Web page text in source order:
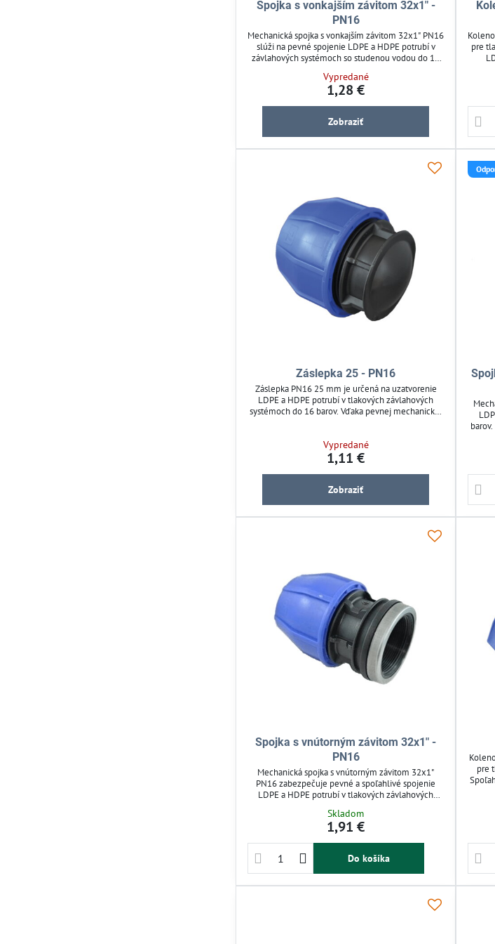
Spojka s vonkajším závitom 32x1" -
PN16
Mechanická spojka s vonkajším závitom 32x1" PN16
slúži na pevné spojenie LDPE a HDPE potrubí v
závlahových systémoch so studenou vodou do 16
náradia a je opakovane použiteľná. Modrá matica
uľahčuje identifikáciu a zaisťuje spoľahlivé tesnenie
Vypredané
1,28 €
Zobraziť
pre
Záslepka 25 - PN16
Záslepka PN16 25 mm je určená na uzatvorenie
LDPE a HDPE potrubí v tlakových závlahových
systémoch do 16 barov. Vďaka pevnej mechanickej
Záslepka je opakovane použiteľná a zabezpečuje
spoľahlivé tesnenie, vhodná pre studenú vodu
vrátane pitnej.
Vypredané
1,11 €
Zobraziť
Spojka s vnútorným závitom 32x1" -
PN16
Mechanická spojka s vnútorným závitom 32x1"
PN16 zabezpečuje pevné a spoľahlivé spojenie
LDPE a HDPE potrubí v tlakových závlahových
špeciálneho náradia a umožňuje opakované
použitie. Ideálna pre záhradné zavlažovanie a
Skladom
1,91 €
Do košíka
pre